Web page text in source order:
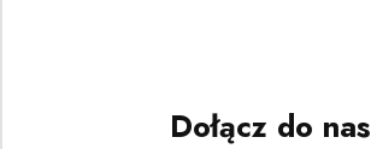
Dołącz do nas